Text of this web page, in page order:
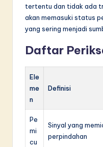
tertentu dan tidak ada
akan memasuki status
yang sering menjadi
Daftar
Ele
me
n
Definisi
Pe
mi
cu
Sinyal yang
perpindahan